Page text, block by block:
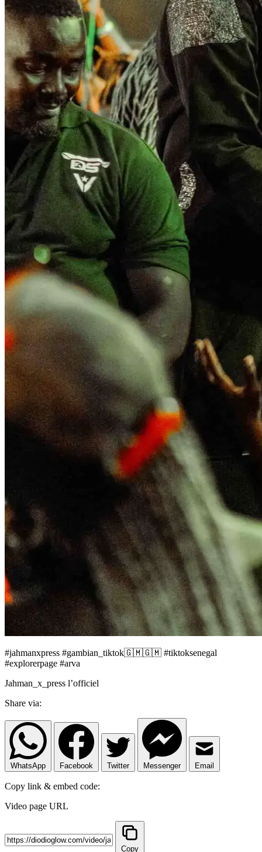
#jahmanxpress #gambian_tiktok🇬🇲🇬🇲 #tiktoksenegal
#explorerpage #arva
Jahman_x_press l’officiel
Share via:
WhatsApp Facebook Twitter Messenger Email
Copy link & embed code:
Video page URL
Copy